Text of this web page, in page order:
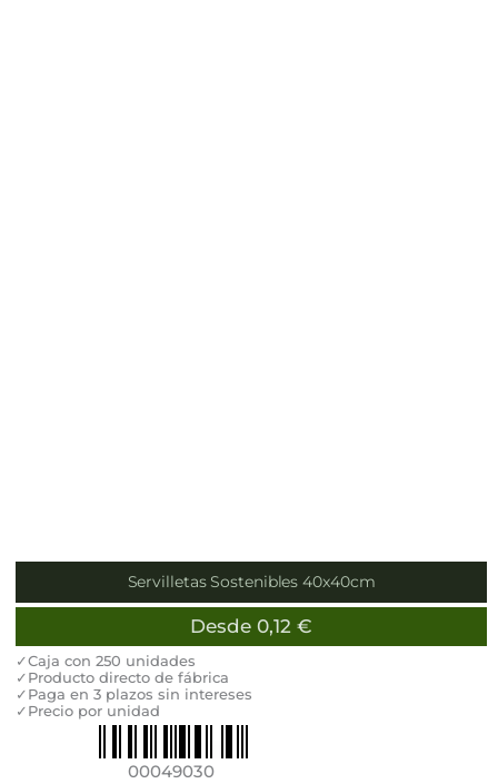
Servilletas Sostenibles 40x40cm
Desde 0,12 €
✓Caja con 250 unidades
✓Producto directo de fábrica
✓Paga en 3 plazos sin intereses
✓Precio por unidad
00049030